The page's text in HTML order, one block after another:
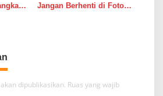
Jangan Berhenti di Foto
dipublikasikan. Ruas yang wajib